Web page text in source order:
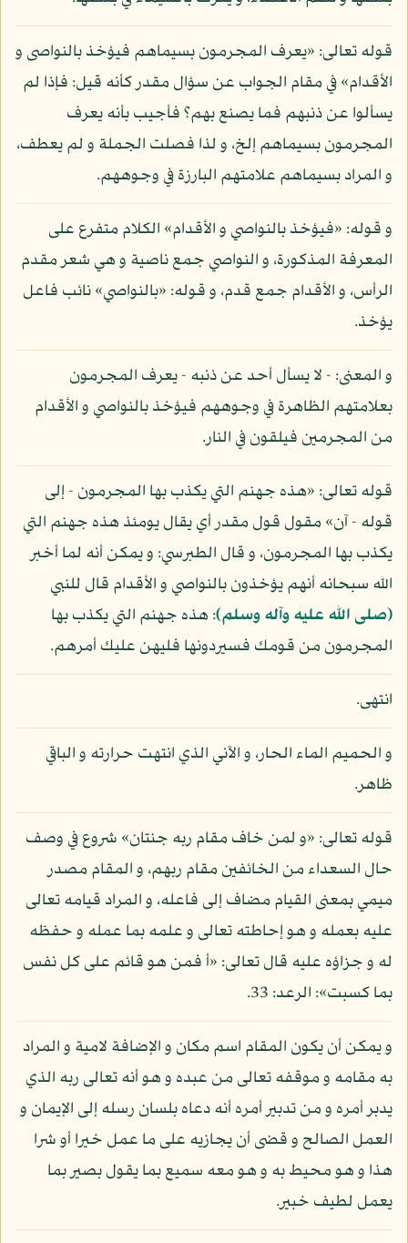
قوله تعالى: «يعرف المجرمون بسيماهم فيؤخذ بالنواصى و
الأقدام» في مقام الجواب عن سؤال مقدر كأنه قيل: فإذا لم
يسألوا عن ذنبهم فما يصنع بهم؟ فأجيب بأنه يعرف
المجرمون بسيماهم إلخ، و لذا فصلت الجملة و لم يعطف،
و المراد بسيماهم علامتهم البارزة في وجوههم.
و قوله: «فيؤخذ بالنواصي و الأقدام» الكلام متفرع على
المعرفة المذكورة، و النواصي جمع ناصية و هي شعر مقدم
الرأس، و الأقدام جمع قدم، و قوله: «بالنواصي» نائب فاعل
يؤخذ.
و المعنى: - لا يسأل أحد عن ذنبه - يعرف المجرمون
بعلامتهم الظاهرة في وجوههم فيؤخذ بالنواصي و الأقدام
من المجرمين فيلقون في النار.
قوله تعالى: «هذه جهنم التي يكذب بها المجرمون - إلى
قوله - آن» مقول قول مقدر أي يقال يومئذ هذه جهنم التي
يكذب بها المجرمون، و قال الطبرسي: و يمكن أنه لما أخبر
الله سبحانه أنهم يؤخذون بالنواصي و الأقدام قال للنبي
(صلى الله عليه وآله وسلم): هذه جهنم التي يكذب بها
المجرمون من قومك فسيردونها فليهن عليك أمرهم.
انتهى.
و الحميم الماء الحار، و الآني الذي انتهت حرارته و الباقي
ظاهر.
قوله تعالى: «و لمن خاف مقام ربه جنتان» شروع في وصف
حال السعداء من الخائفين مقام ربهم، و المقام مصدر
ميمي بمعنى القيام مضاف إلى فاعله، و المراد قيامه تعالى
عليه بعمله و هو إحاطته تعالى و علمه بما عمله و حفظه
له و جزاؤه عليه قال تعالى: «أ فمن هو قائم على كل نفس
بما كسبت»: الرعد: 33.
و يمكن أن يكون المقام اسم مكان و الإضافة لامية و المراد
به مقامه و موقفه تعالى من عبده و هو أنه تعالى ربه الذي
يدبر أمره و من تدبير أمره أنه دعاه بلسان رسله إلى الإيمان و
العمل الصالح و قضى أن يجازيه على ما عمل خيرا أو شرا
هذا و هو محيط به و هو معه سميع بما يقول بصير بما
يعمل لطيف خبير.